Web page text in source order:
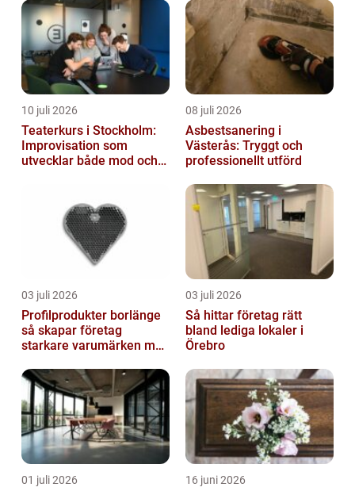
10 juli 2026
Teaterkurs i Stockholm:
Improvisation som
utvecklar både mod och
08 juli 2026
Asbestsanering i
Västerås: Tryggt och
professionellt utförd
03 juli 2026
Profilprodukter borlänge
så skapar företag
starkare varumärken med
03 juli 2026
Så hittar företag rätt
bland lediga lokaler i
Örebro
01 juli 2026 16 juni 2026